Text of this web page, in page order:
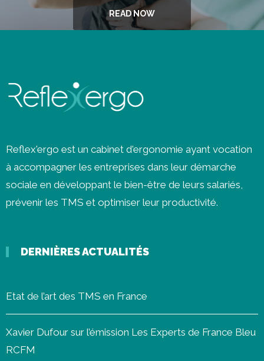
READ NOW
Reflex'ergo est un cabinet d'ergonomie ayant vocation
à accompagner les entreprises dans leur démarche
sociale en développant le bien-être de leurs salariés,
prévenir les TMS et optimiser leur productivité.
DERNIÈRES ACTUALITÉS
Etat de l’art des TMS en France
Xavier Dufour sur l’émission Les Experts de France Bleu
RCFM